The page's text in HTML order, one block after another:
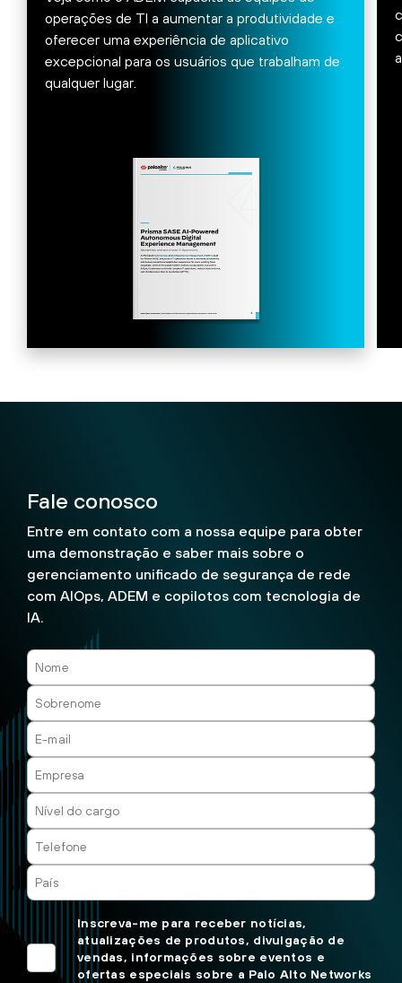
operações de TI a aumentar a produtividade e
oferecer uma experiência de aplicativo
excepcional para os usuários que trabalham de
qualquer lugar.
Fale conosco
Entre em contato com a nossa equipe para obter
uma demonstração e saber mais sobre o
gerenciamento unificado de segurança de rede
com AIOps, ADEM e copilotos com tecnologia de
IA.
Inscreva-me para receber notícias,
atualizações de produtos, divulgação de
vendas, informações sobre eventos e
ofertas especiais sobre a Palo Alto Networks